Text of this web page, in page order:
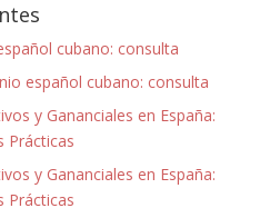
cubano: consulta
español cubano: consulta
y Gananciales en España:
Prácticas
y Gananciales en España:
Prácticas